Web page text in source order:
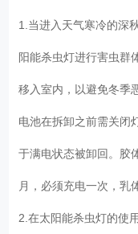
1.当进入天气寒冷的深
阳能杀虫灯进行害虫群
移入室内，以避免冬季
电池在拆卸之前需关闭
于满电状态被卸回。胶
月，必须充电一次，乳
2.在太阳能杀虫灯的使